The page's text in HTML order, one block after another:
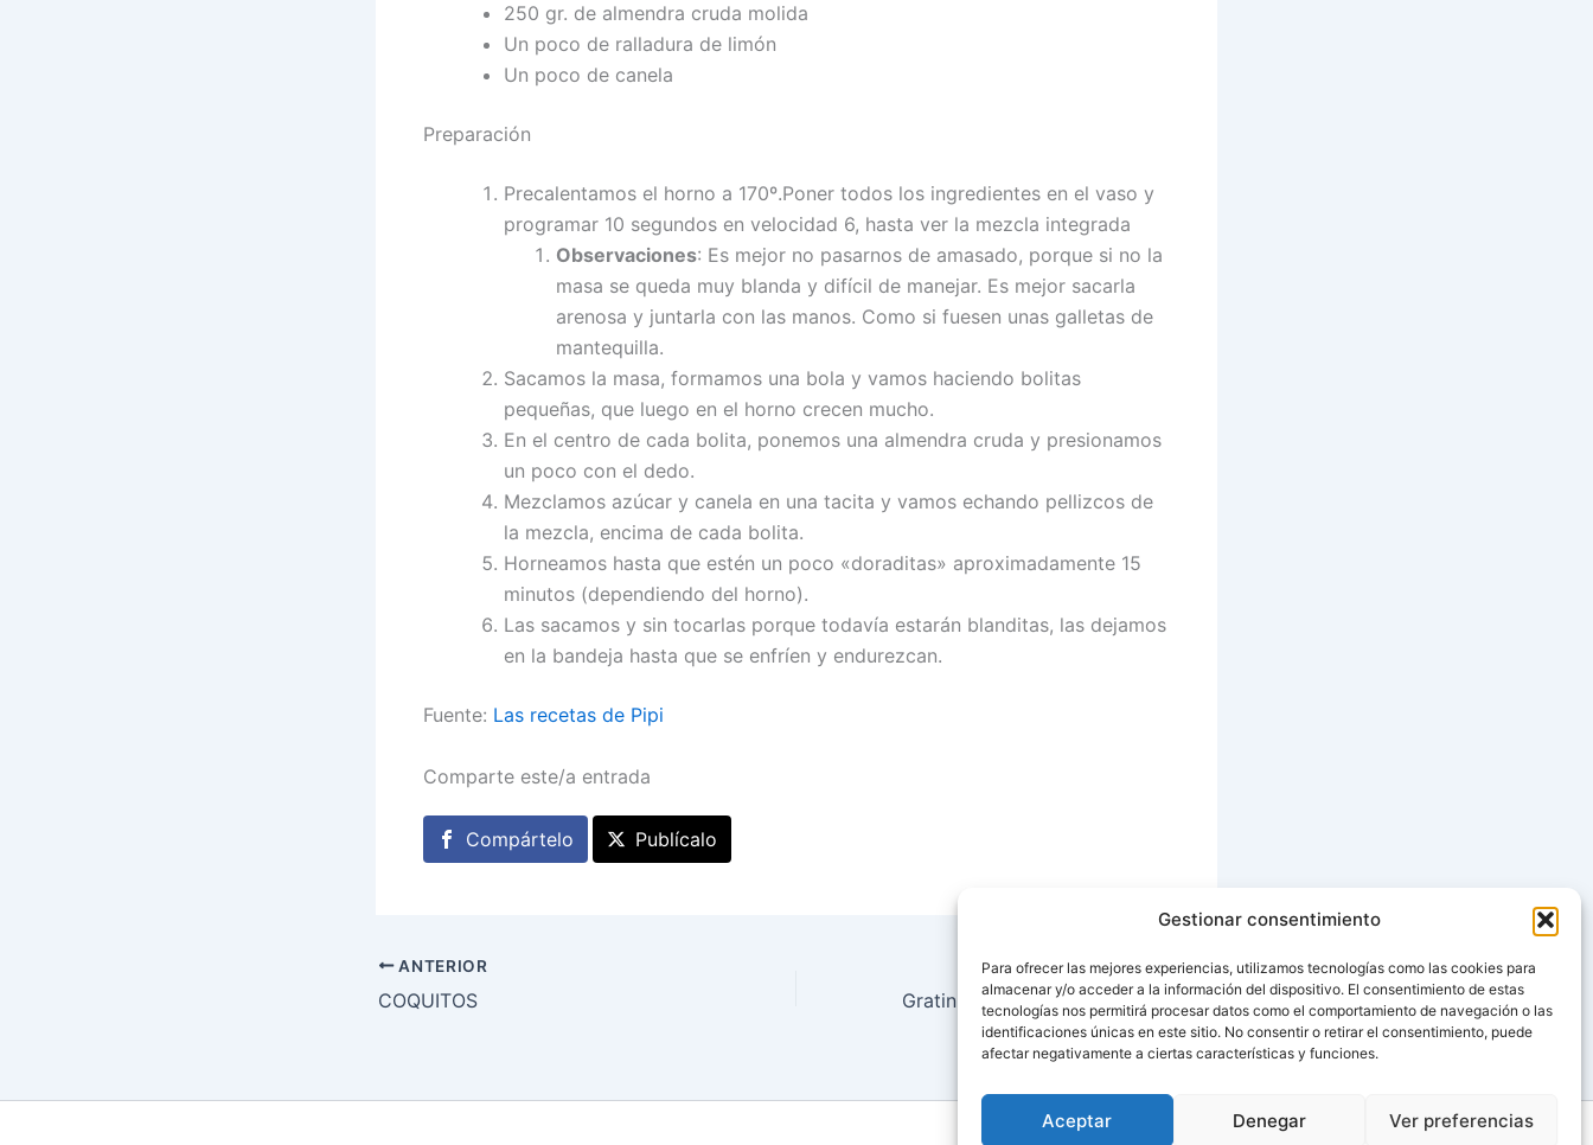
Gestionar consentimiento
Para ofrecer las mejores experiencias, utilizamos tecnologías como las cookies para
almacenar y/o acceder a la información del dispositivo. El consentimiento de estas
tecnologías nos permitirá procesar datos como el comportamiento de navegación o las
identificaciones únicas en este sitio. No consentir o retirar el consentimiento, puede
afectar negativamente a ciertas características y funciones.
Aceptar Denegar Ver preferencias
250 gr. de almendra cruda molida
Un poco de ralladura de limón
Un poco de canela
Preparación
Precalentamos el horno a 170º.Poner todos los ingredientes en el vaso y
programar 10 segundos en velocidad 6, hasta ver la mezcla integrada
Observaciones: Es mejor no pasarnos de amasado, porque si no la
masa se queda muy blanda y difícil de manejar. Es mejor sacarla
arenosa y juntarla con las manos. Como si fuesen unas galletas de
mantequilla.
Sacamos la masa, formamos una bola y vamos haciendo bolitas
pequeñas, que luego en el horno crecen mucho.
En el centro de cada bolita, ponemos una almendra cruda y presionamos
un poco con el dedo.
Mezclamos azúcar y canela en una tacita y vamos echando pellizcos de
la mezcla, encima de cada bolita.
Horneamos hasta que estén un poco «doraditas» aproximadamente 15
minutos (dependiendo del horno).
Las sacamos y sin tocarlas porque todavía estarán blanditas, las dejamos
en la bandeja hasta que se enfríen y endurezcan.
Fuente: Las recetas de Pipi
Comparte este/a entrada
Compártelo Publícalo
ANTERIOR
COQUITOS
SIGUIENTE
Gratin Dauphinois (Patatas al Gratén)